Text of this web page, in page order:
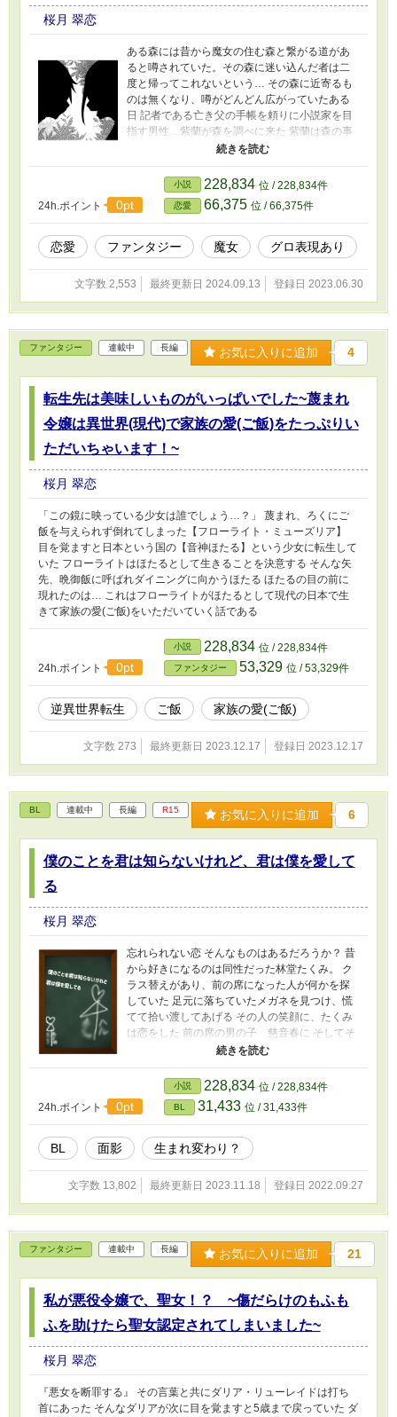
桜月 翠恋
ある森には昔から魔女の住む森と繋がる道があ
ると噂されていた。その森に迷い込んだ者は二
度と帰ってこれないという… その森に近寄るも
のは無くなり、噂がどんどん広がっていたある
日 記者である亡き父の手帳を頼りに小説家を目
指す男性…紫蘭が森を調べに来た 紫蘭は森の事
を小説にしようと意気込んでいたのだが…不注
意から木陰の穴に落ちてしまう 暗闇から明るい
場所に出た紫蘭がそこで出会ったのは… 魔女と
呼ばれる少女だった 「私と…お友達になってく
れるの？」 「この森を出よう。二人で」 小説家
志望の紫蘭と魔女と呼ばれる少女の不思議な出
会いがこの森の真実を暴く
24h.ポイント 0pt
小説 228,834 位 / 228,834件
恋愛 66,375 位 / 66,375件
恋愛 ファンタジー 魔女 グロ表現あり
文字数 2,553 最終更新日 2024.09.13 登録日 2023.06.30
ファンタジー 連載中 長編 お気に入りに追加 4
転生先は美味しいものがいっぱいでした~蔑まれ
令嬢は異世界(現代)で家族の愛(ご飯)をたっぷりい
ただいちゃいます！~
桜月 翠恋
「この鏡に映っている少女は誰でしょう…？」 蔑まれ、ろくにご
飯を与えられず倒れてしまった【フローライト・ミューズリア】
目を覚ますと日本という国の【音神ほたる】という少女に転生して
いた フローライトはほたるとして生きることを決意する そんな矢
先、晩御飯に呼ばれダイニングに向かうほたる ほたるの目の前に
現れたのは… これはフローライトがほたるとして現代の日本で生
きて家族の愛(ご飯)をいただいていく話である
24h.ポイント 0pt
小説 228,834 位 / 228,834件
ファンタジー 53,329 位 / 53,329件
逆異世界転生 ご飯 家族の愛(ご飯)
文字数 273 最終更新日 2023.12.17 登録日 2023.12.17
BL 連載中 長編 R15 お気に入りに追加 6
僕のことを君は知らないけれど、君は僕を愛して
る
桜月 翠恋
忘れられない恋 そんなものはあるだろうか？ 昔
から好きになるのは同性だった林堂たくみ。 ク
ラス替えがあり、前の席になった人が何かを探
していた 足元に落ちていたメガネを見つけ、慌
てて拾い渡してあげる その人の笑顔に、たくみ
は恋をした 前の席の男の子 慈音春に そしてそ
の出会いは二人の人生を変えてしまう出会いだ
った
24h.ポイント 0pt
小説 228,834 位 / 228,834件
BL 31,433 位 / 31,433件
BL 面影 生まれ変わり？
文字数 13,802 最終更新日 2023.11.18 登録日 2022.09.27
ファンタジー 連載中 長編 お気に入りに追加 21
私が悪役令嬢で、聖女！？ ~傷だらけのもふも
ふを助けたら聖女認定されてしまいました~
桜月 翠恋
『悪女を断罪する』 その言葉と共にダリア・リューレイドは打ち
首にあった そんなダリアが次に目を覚ますと5歳まで戻っていた ダ